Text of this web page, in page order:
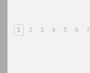
1 2 3 4 5 6 7